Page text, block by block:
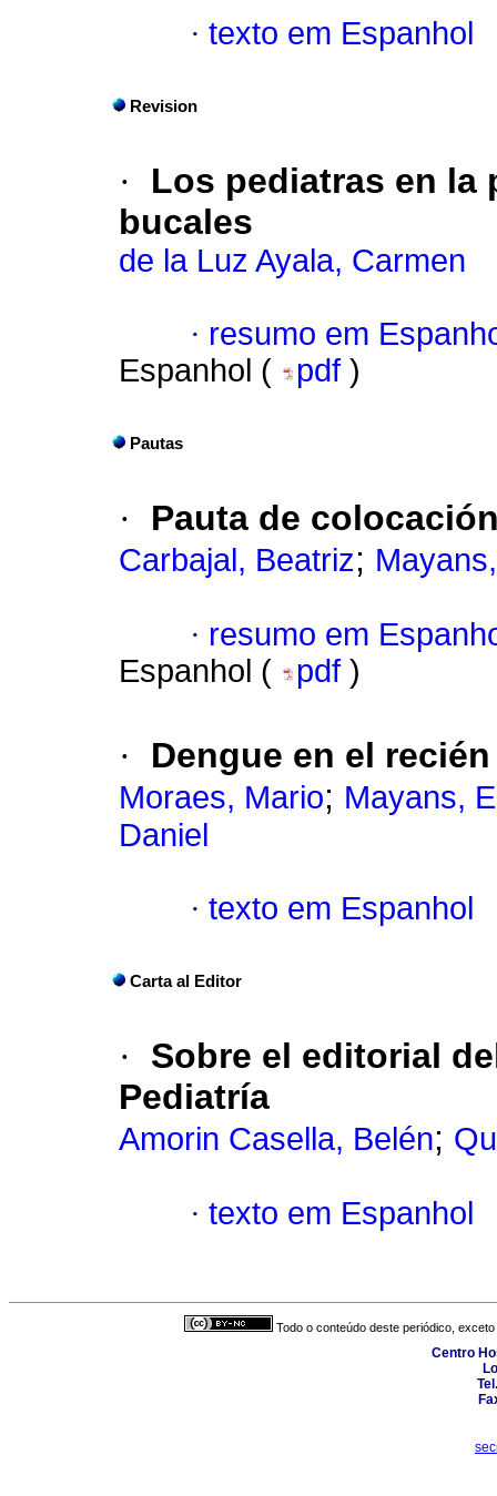
· texto em Espanhol
Revision
·
Los pediatras en la
bucales
de la Luz Ayala, Carmen
· resumo em
Espanhol (
pdf )
Pautas
· Pauta de
Carbajal, Beatriz;
· resumo em
Espanhol (
pdf )
· Dengue en el
Moraes, Mario; Mayans,
Daniel
· texto em Espanhol
Carta al Editor
·
Sobre el editorial
Pediatría
Amorin Casella, Belén;
· texto em Espanhol
Todo o conteúdo deste periódico,
Centro